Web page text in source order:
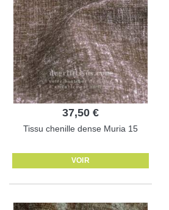
37,50 €
Tissu chenille dense Muria 15
VOIR